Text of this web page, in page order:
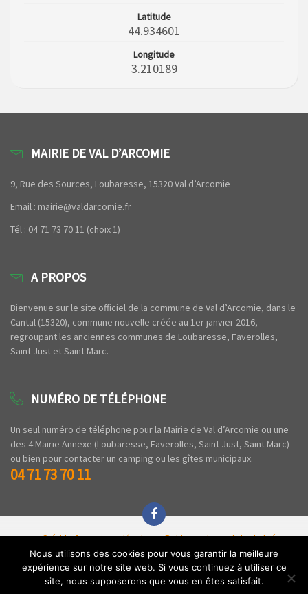
Latitude
44.934601
Longitude
3.210189
MAIRIE DE VAL D’ARCOMIE
9, Rue des Sources, Loubaresse, 15320 Val d’Arcomie
Email : mairie@valdarcomie.fr
Tél : 04 71 73 70 11 (choix 1)
A PROPOS
Bienvenue sur le site officiel de la commune de Val d’Arcomie, dans le
Cantal (15320), commune nouvelle créée au 1er janvier 2016,
regroupant les anciennes communes de Loubaresse, Faverolles,
Saint Just et Saint Marc.
NUMÉRO DE TÉLÉPHONE
Un seul numéro de téléphone pour la Mairie de Val d’Arcomie ou une
des 4 Mairie Annexe (Loubaresse, Faverolles, Saint Just, Saint Marc)
ou bien pour contacter un camping ou les gîtes municipaux.
04 71 73 70 11
Crédits & mentions légales
Politique de confidentialité
Espace privé
Copyright © 2020 Commune de Val d'Arcomie - Tous droits réservés - Par l'Agence
Z'.
Nous utilisons des cookies pour vous garantir la meilleure
expérience sur notre site web. Si vous continuez à utiliser ce
site, nous supposerons que vous en êtes satisfait.